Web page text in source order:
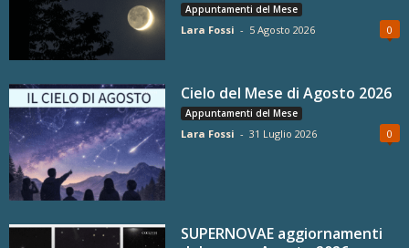
Appuntamenti del Mese
Lara Fossi - 5 Agosto 2026 0
Cielo del Mese di Agosto 2026
Appuntamenti del Mese
Lara Fossi - 31 Luglio 2026 0
SUPERNOVAE aggiornamenti